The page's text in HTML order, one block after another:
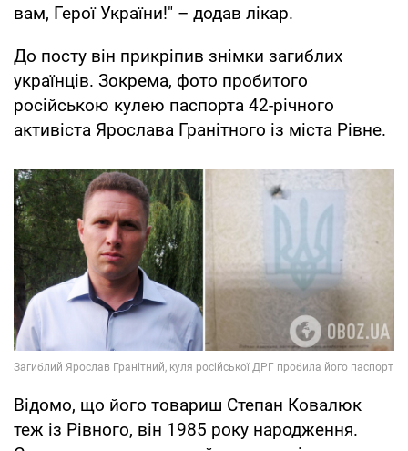
вам, Герої України!" – додав лікар.
До посту він прикріпив знімки загиблих
українців. Зокрема, фото пробитого
російською кулею паспорта 42-річного
активіста Ярослава Гранітного із міста Рівне.
Відомо, що його товариш Степан Ковалюк
теж із Рівного, він 1985 року народження.